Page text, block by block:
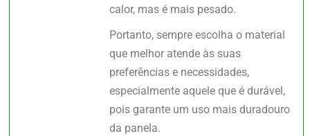
calor, mas é mais pesado.
Portanto, sempre escolha o material
que melhor atende às suas
preferências e necessidades,
especialmente aquele que é durável,
pois garante um uso mais duradouro
da panela.